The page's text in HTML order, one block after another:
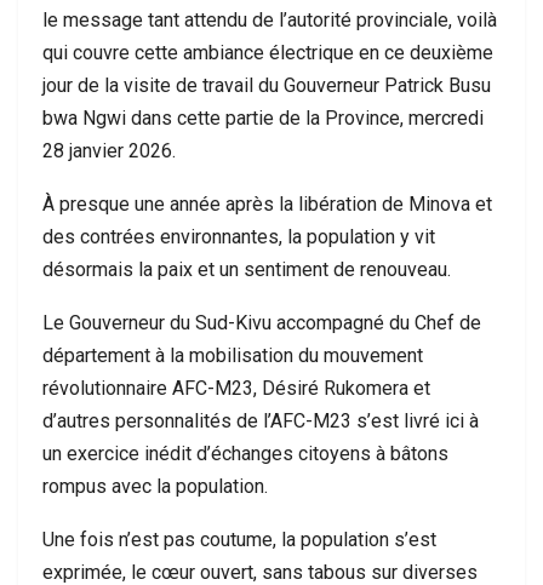
le message tant attendu de l’autorité provinciale, voilà
qui couvre cette ambiance électrique en ce deuxième
jour de la visite de travail du Gouverneur Patrick Busu
bwa Ngwi dans cette partie de la Province, mercredi
28 janvier 2026.
À presque une année après la libération de Minova et
des contrées environnantes, la population y vit
désormais la paix et un sentiment de renouveau.
Le Gouverneur du Sud-Kivu accompagné du Chef de
département à la mobilisation du mouvement
révolutionnaire AFC-M23, Désiré Rukomera et
d’autres personnalités de l’AFC-M23 s’est livré ici à
un exercice inédit d’échanges citoyens à bâtons
rompus avec la population.
Une fois n’est pas coutume, la population s’est
exprimée, le cœur ouvert, sans tabous sur diverses